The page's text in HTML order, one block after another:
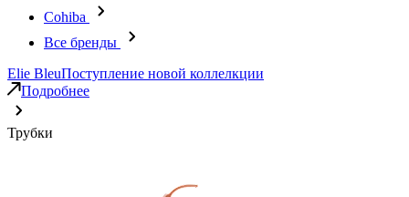
Cohiba
Все бренды
Elie BleuПоступление новой коллелкции
Подробнее
Трубки